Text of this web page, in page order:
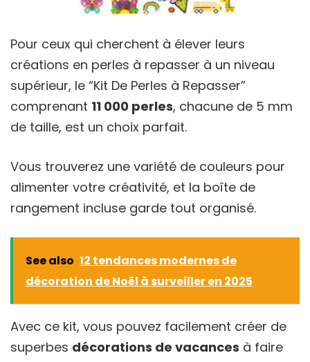
Pour ceux qui cherchent à élever leurs
créations en perles à repasser à un niveau
supérieur, le “Kit De Perles à Repasser”
comprenant 11 000 perles, chacune de 5 mm
de taille, est un choix parfait.
Vous trouverez une variété de couleurs pour
alimenter votre créativité, et la boîte de
rangement incluse garde tout organisé.
See also 12 tendances modernes de
décoration de Noël à surveiller en 2025
Avec ce kit, vous pouvez facilement créer de
superbes décorations de vacances à faire